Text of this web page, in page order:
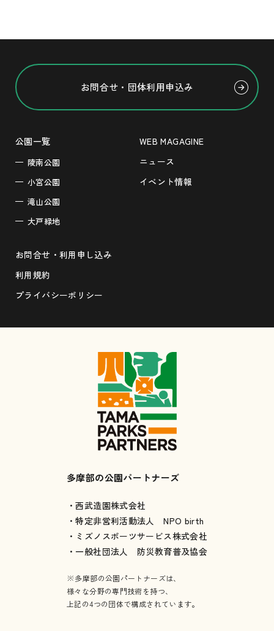
お問合せ・団体利用申込み
公園一覧
陵南公園
小宮公園
滝山公園
大戸緑地
WEB MAGAGINE
ニュース
イベント情報
お問合せ・利用申し込み
利用規約
プライバシーポリシー
多摩部の公園パートナーズ
・西武造園株式会社
・特定非営利活動法人 NPO birth
・ミズノスポーツサービス株式会社
・一般社団法人 防災教育普及協会
※多摩部の公園パートナーズは、
様々な分野の専門技術を持つ、
上記の4つの団体で構成されています。